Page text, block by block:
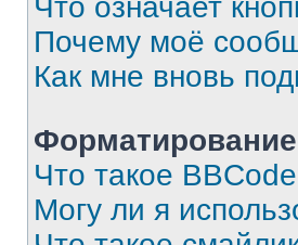
Что означает
Почему моё
Как мне вновь
Что такое
Могу ли я